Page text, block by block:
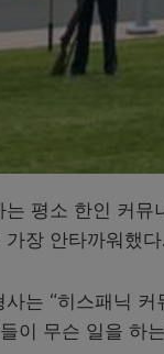
는 평소 한인 커
장 안타까워했다.
사는 “히스패닉
이 무슨 일을 하